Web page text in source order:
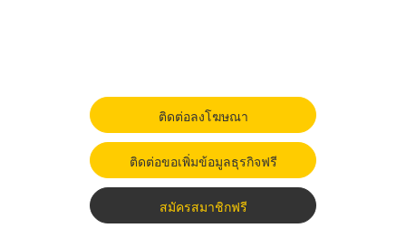
ติดต่อลงโฆษณา
ติดต่อขอเพิ่มข้อมูลธุรกิจฟรี
สมัครสมาชิกฟรี